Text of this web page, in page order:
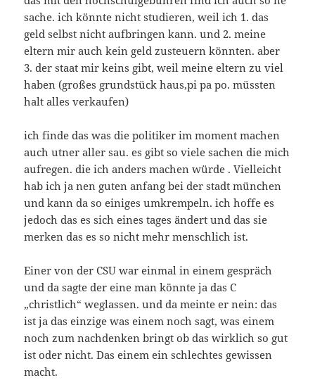
sache. ich könnte nicht studieren, weil ich 1. das
geld selbst nicht aufbringen kann. und 2. meine
eltern mir auch kein geld zusteuern könnten. aber
3. der staat mir keins gibt, weil meine eltern zu viel
haben (großes grundstück haus,pi pa po. müssten
halt alles verkaufen)
ich finde das was die politiker im moment machen
auch utner aller sau. es gibt so viele sachen die mich
aufregen. die ich anders machen würde . Vielleicht
hab ich ja nen guten anfang bei der stadt münchen
und kann da so einiges umkrempeln. ich hoffe es
jedoch das es sich eines tages ändert und das sie
merken das es so nicht mehr menschlich ist.
Einer von der CSU war einmal in einem gespräch
und da sagte der eine man könnte ja das C
„christlich“ weglassen. und da meinte er nein: das
ist ja das einzige was einem noch sagt, was einem
noch zum nachdenken bringt ob das wirklich so gut
ist oder nicht. Das einem ein schlechtes gewissen
macht.